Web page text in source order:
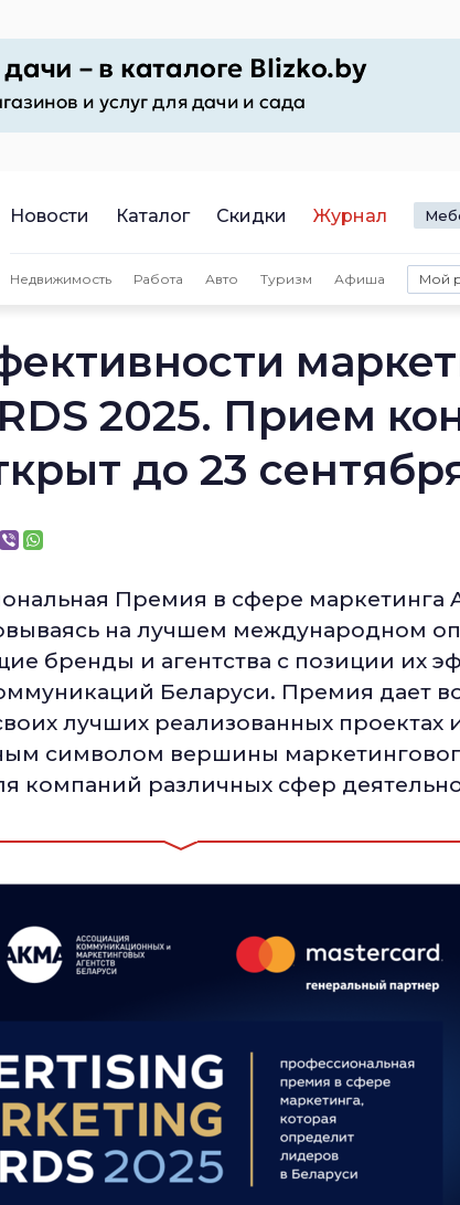
Новости Каталог Скидки Журнал
Недвижимость Работа Авто Туризм Афиша Мой
2025. Прием
до 23
Премия в сфере маркетинга
на лучшем международном
бренды и агентства с позиции их
Беларуси. Премия дает
лучших реализованных проектах
символом вершины
компаний различных сфер